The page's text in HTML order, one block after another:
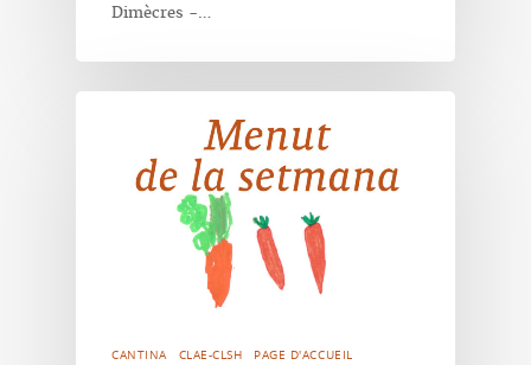
Dimècres -…
CANTINA CLAE-CLSH PAGE D'ACCUEIL